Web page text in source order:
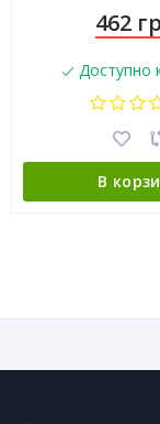
462
Доступно
В